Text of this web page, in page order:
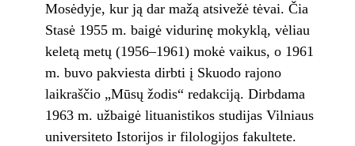
Mosėdyje, kur ją dar mažą atsivežė tėvai. Čia
Stasė 1955 m. baigė vidurinę mokyklą, vėliau
keletą metų (1956–1961) mokė vaikus, o 1961
m. buvo pakviesta dirbti į Skuodo rajono
laikraščio „Mūsų žodis“ redakciją. Dirbdama
1963 m. užbaigė lituanistikos studijas Vilniaus
universiteto Istorijos ir filologijos fakultete.